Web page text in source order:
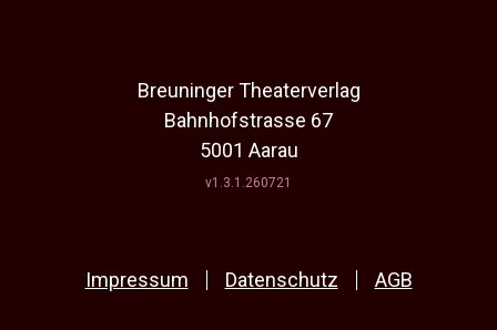
Breuninger Theaterverlag
Bahnhofstrasse 67
5001 Aarau
v1.3.1.260721
Impressum Datenschutz AGB